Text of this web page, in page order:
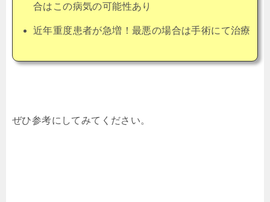
合はこの病気の可能性あり
近年重度患者が急増！最悪の場合は手術にて治療
ぜひ参考にしてみてください。